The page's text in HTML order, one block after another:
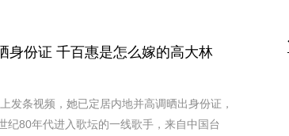
身份证 千百惠是怎么嫁的高大林
发条视频，她已定居内地并高调晒出身份证，
纪80年代进入歌坛的一线歌手，来自中国台